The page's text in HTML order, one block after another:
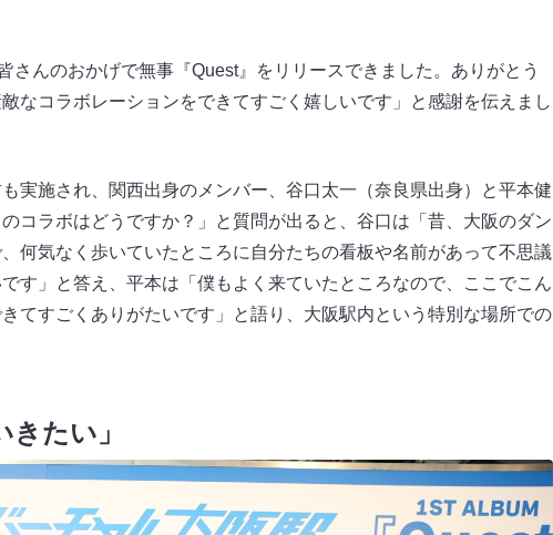
んのおかげで無事『Quest』をリリースできました。ありがとう
なコラボレーションをできてすごく嬉しいです」と感謝を伝えまし
実施され、関西出身のメンバー、谷口太一（奈良県出身）と平本健
コラボはどうですか？」と質問が出ると、谷口は「昔、大阪のダン
何気なく歩いていたところに自分たちの看板や名前があって不思議
す」と答え、平本は「僕もよく来ていたところなので、ここでこん
てすごくありがたいです」と語り、大阪駅内という特別な場所での
きたい」